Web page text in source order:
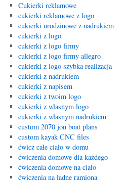
Cukierki reklamowe
cukierki reklamowe z logo
cukierki urodzinowe z nadrukiem
cukierki z logo
cukierki z logo firmy
cukierki z logo firmy allegro
cukierki z logo szybka realizacja
cukierki z nadrukiem
cukierki z napisem
cukierki z twoim logo
cukierki z wlasnym logo
cukierki z własnym nadrukiem
custom 2070 jon boat plans
custom kayak CNC files
ćwicz całe ciało w domu
ćwiczenia domowe dla każdego
ćwiczenia domowe na ciało
ćwiczenia na ładne ramiona